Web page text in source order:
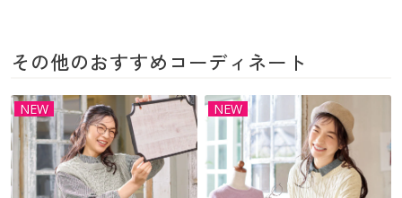
その他のおすすめコーディネート
NEW NEW